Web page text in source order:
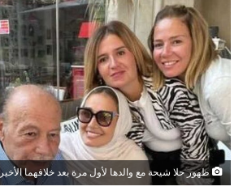
ظهور حلا شيحة مع والدها لأول مرة بعد خلافهما الأخير